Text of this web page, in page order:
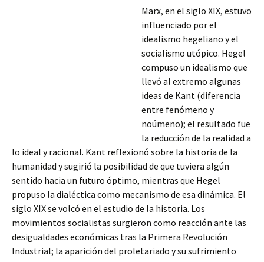
Marx, en el siglo XIX, estuvo
influenciado por el
idealismo hegeliano y el
socialismo utópico. Hegel
compuso un idealismo que
llevó al extremo algunas
ideas de Kant (diferencia
entre fenómeno y
noúmeno); el resultado fue
la reducción de la realidad a
lo ideal y racional. Kant reflexionó sobre la historia de la
humanidad y sugirió la posibilidad de que tuviera algún
sentido hacia un futuro óptimo, mientras que Hegel
propuso la dialéctica como mecanismo de esa dinámica. El
siglo XIX se volcó en el estudio de la historia. Los
movimientos socialistas surgieron como reacción ante las
desigualdades económicas tras la Primera Revolución
Industrial; la aparición del proletariado y su sufrimiento